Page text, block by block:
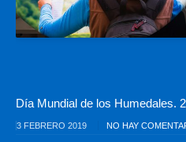
Día Mundial de los Humedales.
3 FEBRERO 2019 NO HAY